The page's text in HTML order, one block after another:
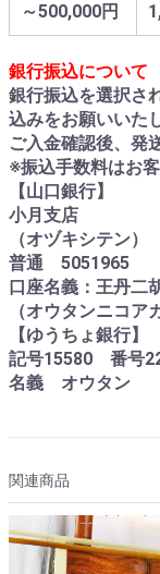
～500,000円
銀行振込について
銀行振込を選択さ
込みをお願いいた
ご入金確認後、発
※振込手数料はお
【山口銀行】
小月支店
（オヅキシテン）
普通 5051965
口座名義：王丹二
（オウタンニコア
【ゆうちょ銀行】
記号15580 番号
名義 オウタン
関連商品